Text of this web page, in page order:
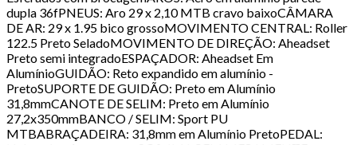
dupla 36fPNEUS: Aro 29 x 2,10 MTB cravo baixoCÂMARA
DE AR: 29 x 1.95 bico grossoMOVIMENTO CENTRAL: Roller
122.5 Preto SeladoMOVIMENTO DE DIREÇÃO: Aheadset
Preto semi integradoESPAÇADOR: Aheadset Em
AlumínioGUIDÃO: Reto expandido em alumínio -
PretoSUPORTE DE GUIDÃO: Preto em Alumínio
31,8mmCANOTE DE SELIM: Preto em Alumínio
27,2x350mmBANCO / SELIM: Sport PU
MTBABRAÇADEIRA: 31,8mm em Alumínio PretoPEDAL: